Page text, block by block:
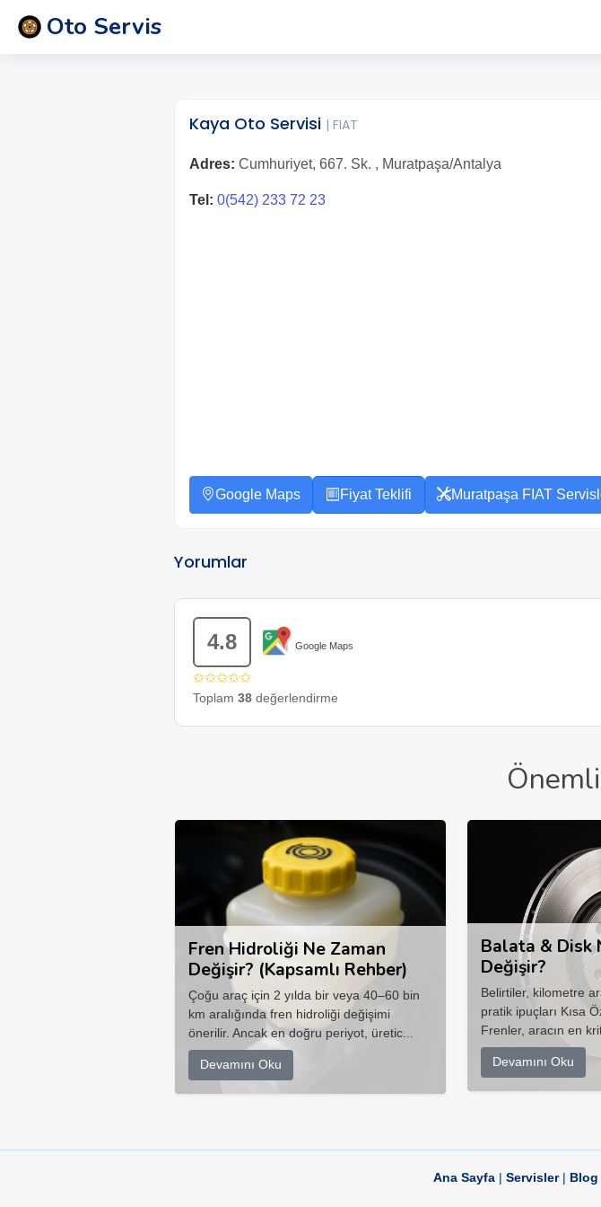
Oto Servis
Kaya Oto Servisi | FIAT
Adres: Cumhuriyet, 667. Sk. , Muratpaşa/Antalya
Tel: 0(542) 233 72 23
Google Maps Fiyat Teklifi Muratpaşa FIAT
Yorumlar
4.8 Google Maps
✩✩✩✩✩
Toplam 38değerlendirme
Fren Hidroliği Ne Zaman
Değişir? (Kapsamlı Rehber)
Çoğu araç için 2 yılda bir veya 40–60 bin
km aralığında fren hidroliği değişimi
önerilir. Ancak en doğru periyot, üretic...
Devamını Oku
Balata & Disk
Değişir?
Belirtiler, kilometre
pratik ipuçları Kısa
Frenler, aracın en
Devamını Oku
Ana Sayfa| Servisler| Blog